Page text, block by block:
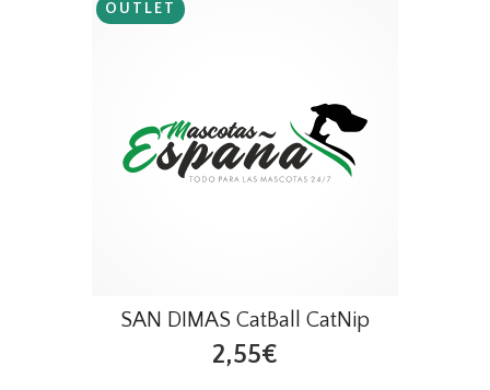
OUTLET
SAN DIMAS CatBall CatNip
2,55€